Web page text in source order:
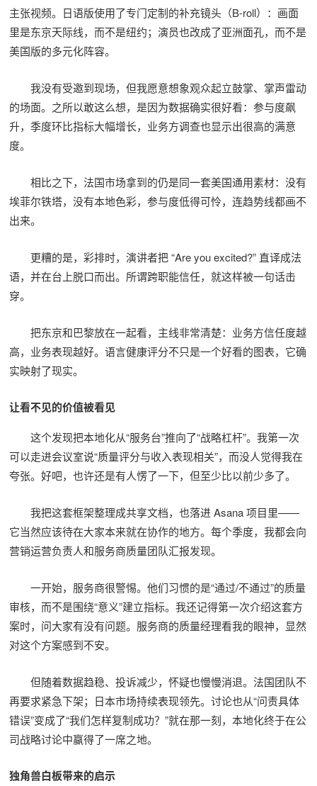
主张视频。日语版使用了专门定制的补充镜头（B-roll）：画面
里是东京天际线，而不是纽约；演员也改成了亚洲面孔，而不是
美国版的多元化阵容。
我没有受邀到现场，但我愿意想象观众起立鼓掌、掌声雷动
的场面。之所以敢这么想，是因为数据确实很好看：参与度飙
升，季度环比指标大幅增长，业务方调查也显示出很高的满意
度。
相比之下，法国市场拿到的仍是同一套美国通用素材：没有
埃菲尔铁塔，没有本地色彩，参与度低得可怜，连趋势线都画不
出来。
更糟的是，彩排时，演讲者把 “Are you excited?” 直译成法
语，并在台上脱口而出。所谓跨职能信任，就这样被一句话击
穿。
把东京和巴黎放在一起看，主线非常清楚：业务方信任度越
高，业务表现越好。语言健康评分不只是一个好看的图表，它确
实映射了现实。
让看不见的价值被看见
这个发现把本地化从“服务台”推向了“战略杠杆”。我第一次
可以走进会议室说“质量评分与收入表现相关”，而没人觉得我在
夸张。好吧，也许还是有人愣了一下，但至少比以前少多了。
我把这套框架整理成共享文档，也落进 Asana 项目里——
它当然应该待在大家本来就在协作的地方。每个季度，我都会向
营销运营负责人和服务商质量团队汇报发现。
一开始，服务商很警惕。他们习惯的是“通过/不通过”的质量
审核，而不是围绕“意义”建立指标。我还记得第一次介绍这套方
案时，问大家有没有问题。服务商的质量经理看我的眼神，显然
对这个方案感到不安。
但随着数据趋稳、投诉减少，怀疑也慢慢消退。法国团队不
再要求紧急下架；日本市场持续表现领先。讨论也从“问责具体
错误”变成了“我们怎样复制成功？”就在那一刻，本地化终于在公
司战略讨论中赢得了一席之地。
独角兽白板带来的启示